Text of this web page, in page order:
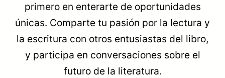
primero en enterarte de oportunidades
únicas. Comparte tu pasión por la lectura y
la escritura con otros entusiastas del libro,
y participa en conversaciones sobre el
futuro de la literatura.